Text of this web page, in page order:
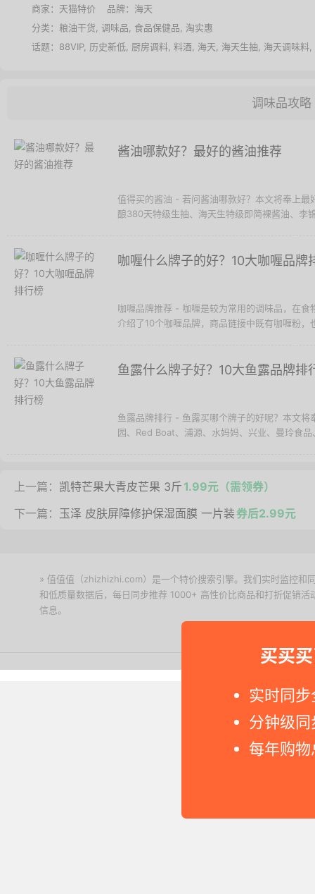
买买
实时同
分钟级
每年购
商家： 天猫特价 品牌： 海天
分类： 粮油干货 调味品 食品保健品
淘实惠
话题： 88VIP, 历史新低 厨房调料 料酒 海天 海天生抽 海天调味料
调味品攻略
酱油哪款好？最好的酱油推荐
值得买的酱油 - 若问酱油哪款好？本文将奉上
酿380天特级生抽、海天生特级即简裸酱油、李
咖喱什么牌子的好？10大咖喱品牌
咖喱品牌推荐 - 咖喱是较为常用的调味品，在
介绍了10个咖喱品牌，商品链接中既有咖喱粉
鱼露什么牌子好？10大鱼露品牌排
鱼露品牌排行 - 鱼露买哪个牌子的好呢？本文
园、Red Boat、浦源、水妈妈、兴业、曼玲食
上一篇： 凯特芒果大青皮芒果 3斤 1.99元（需领券）
下一篇： 玉泽 皮肤屏障修护保湿面膜 一片装券后2.99元
» 值值值（zhizhizhi.com）是一个特价搜索引擎。我们实时监控和
和低质量数据后，每日同步推荐 1000+ 高性价比商品和打折促销
信息。
Copyright © 2011-2026 网购